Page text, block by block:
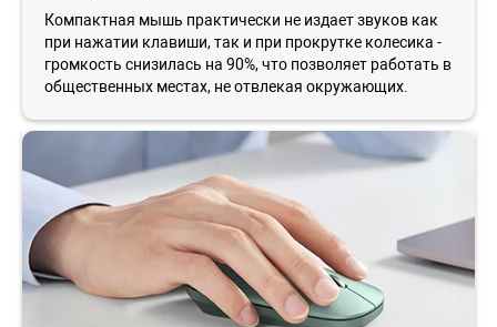
Компактная мышь практически не издает звуков как
при нажатии клавиши, так и при прокрутке колесика -
громкость снизилась на 90%, что позволяет работать в
общественных местах, не отвлекая окружающих.